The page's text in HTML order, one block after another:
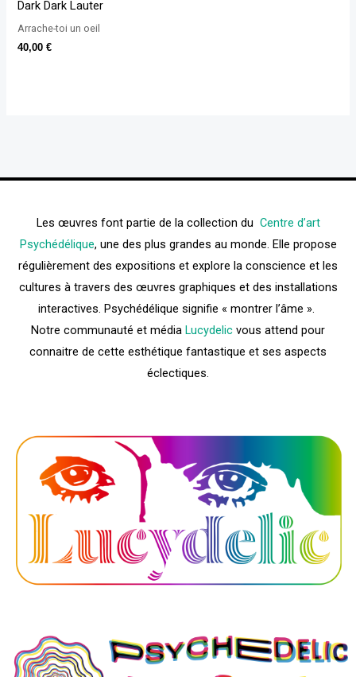
Dark Dark Lauter
Arrache-toi un oeil
40,00€
Les œuvres font partie de la collection du Centre d’art
Psychédélique, une des plus grandes au monde. Elle propose
régulièrement des expositions et explore la conscience et les
cultures à travers des œuvres graphiques et des installations
interactives. Psychédélique signifie « montrer l’âme ».
Notre communauté et média Lucydelic vous attend pour
connaitre de cette esthétique fantastique et ses aspects
éclectiques.